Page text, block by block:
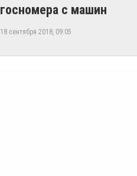
госномера с машин
18 сентября 2018, 09:05